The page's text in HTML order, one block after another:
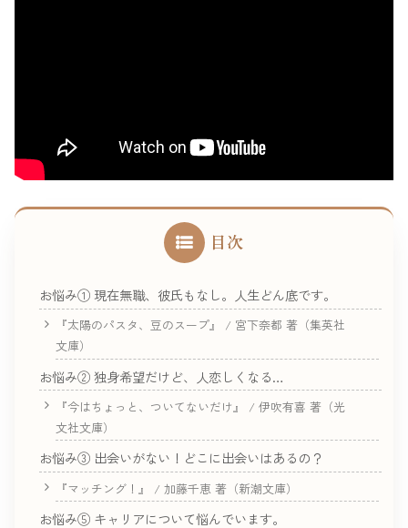
目次
お悩み① 現在無職、彼氏もなし。人生どん底です。
『太陽のパスタ、豆のスープ』 / 宮下奈都 著（集英社
文庫）
お悩み② 独身希望だけど、人恋しくなる…
『今はちょっと、ついてないだけ』 / 伊吹有喜 著（光
文社文庫）
お悩み③ 出会いがない！どこに出会いはあるの？
『マッチング！』 / 加藤千恵 著（新潮文庫）
お悩み⑤ キャリアについて悩んでいます。